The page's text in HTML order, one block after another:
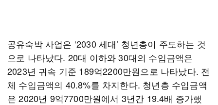
공유숙박 사업은 ‘2030 세대’ 청년층이 주도하는 것
으로 나타났다. 20대 이하와 30대의 수입금액은
2023년 귀속 기준 189억2200만원으로 나타났다. 전
체 수입금액의 40.8%를 차지한다. 청년층 수입금액
은 2020년 9억7700만원에서 3년간 19.4배 증가했